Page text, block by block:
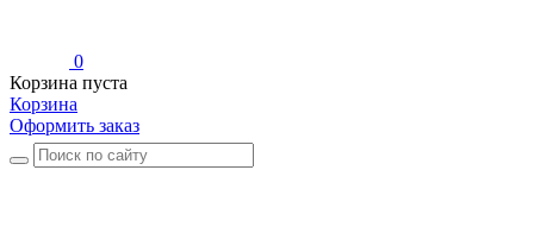
0
Корзина пуста
Корзина
Оформить заказ